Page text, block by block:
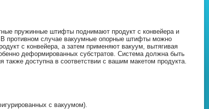
пружинные штифты поднимают продукт с конвейера и
В противном случае вакуумные опорные штифты можно
с конвейера, а затем применяют вакуум, вытягивая
деформированных субстратов. Система должна быть
доступна в соответствии с вашим макетом продукта.
с вакуумом).